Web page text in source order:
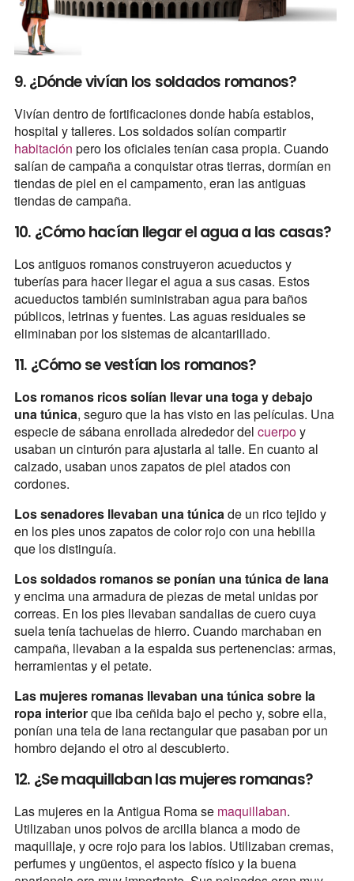
9. ¿Dónde vivían los soldados romanos?
Vivían dentro de fortificaciones donde había establos,
hospital y talleres. Los soldados solían compartir
habitación pero los oficiales tenían casa propia. Cuando
salían de campaña a conquistar otras tierras, dormían en
tiendas de piel en el campamento, eran las antiguas
tiendas de campaña.
10. ¿Cómo hacían llegar el agua a las casas?
Los antiguos romanos construyeron acueductos y
tuberías para hacer llegar el agua a sus casas. Estos
acueductos también suministraban agua para baños
públicos, letrinas y fuentes. Las aguas residuales se
eliminaban por los sistemas de alcantarillado.
11. ¿Cómo se vestían los romanos?
Los romanos ricos solían llevar una toga y debajo
una túnica, seguro que la has visto en las películas. Una
especie de sábana enrollada alrededor del cuerpoy
usaban un cinturón para ajustarla al talle. En cuanto al
calzado, usaban unos zapatos de piel atados con
cordones.
Los senadores llevaban una túnicade un rico tejido y
en los pies unos zapatos de color rojo con una hebilla
que los distinguía.
Los soldados romanos se ponían una túnica de lana
y encima una armadura de piezas de metal unidas por
correas. En los pies llevaban sandalias de cuero cuya
suela tenía tachuelas de hierro. Cuando marchaban en
campaña, llevaban a la espalda sus pertenencias: armas,
herramientas y el petate.
Las mujeres romanas llevaban una túnica sobre la
ropa interiorque iba ceñida bajo el pecho y, sobre ella,
ponían una tela de lana rectangular que pasaban por un
hombro dejando el otro al descubierto.
12. ¿Se maquillaban las mujeres romanas?
Las mujeres en la Antigua Roma se maquillaban.
Utilizaban unos polvos de arcilla blanca a modo de
maquillaje, y ocre rojo para los labios. Utilizaban cremas,
perfumes y ungüentos, el aspecto físico y la buena